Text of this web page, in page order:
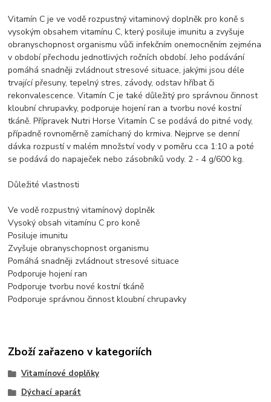
Vitamín C je ve vodě rozpustný vitaminový doplněk pro koně s
vysokým obsahem vitamínu C, který posiluje imunitu a zvyšuje
obranyschopnost organismu vůči infekčním onemocněním zejména
v období přechodu jednotlivých ročních období. Jeho podávání
pomáhá snadněji zvládnout stresové situace, jakými jsou déle
trvající přesuny, tepelný stres, závody, odstav hříbat či
rekonvalescence. Vitamín C je také důležitý pro správnou činnost
kloubní chrupavky, podporuje hojení ran a tvorbu nové kostní
tkáně. Přípravek Nutri Horse Vitamín C se podává do pitné vody,
případně rovnoměrně zamíchaný do krmiva. Nejprve se denní
dávka rozpustí v malém množství vody v poměru cca 1:10 a poté
se podává do napaječek nebo zásobníků vody. 2 - 4 g/600 kg.
Důležité vlastnosti
Ve vodě rozpustný vitamínový doplněk
Vysoký obsah vitamínu C pro koně
Posiluje imunitu
Zvyšuje obranyschopnost organismu
Pomáhá snadněji zvládnout stresové situace
Podporuje hojení ran
Podporuje tvorbu nové kostní tkáně
Podporuje správnou činnost kloubní chrupavky
Zboží zařazeno v kategoriích
Vitamínové doplňky
Dýchací aparát